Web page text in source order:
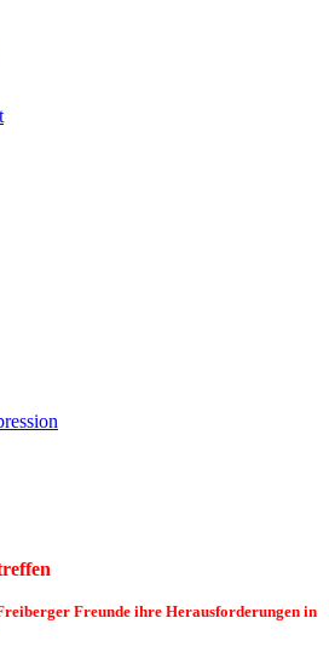
Freunde ihre Herausforderungen in